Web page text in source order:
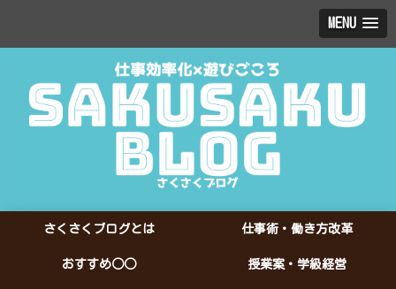
MENU
さくさくブログとは 仕事術・働き方改革
おすすめ○○ 授業案・学級経営